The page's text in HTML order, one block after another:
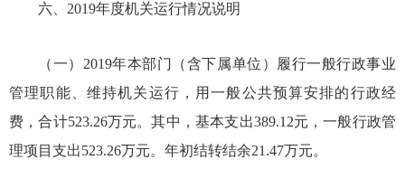
六、 2019年度机关运行情况说明
（一） 2019年本部门（含下属单位）履行一般行政事业
管理职能、维持机关运行，用一般公共预算安排的行政经
费，合计523.26万元。其中，基本支出389.12元，一般行政管
理项目支出523.26万元。年初结转结余21.47万元。